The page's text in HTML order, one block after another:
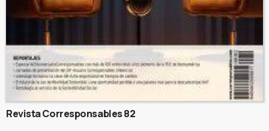
Revista Corresponsables 82